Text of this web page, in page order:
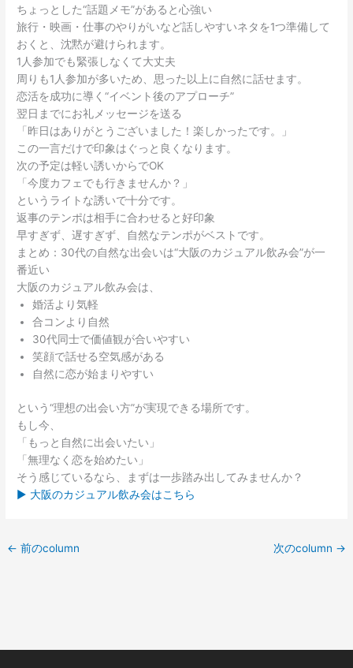
ちょっとした“話題メモ”があると心強い
旅行・映画・仕事のやりがいなど話しやすいネタを1つ準備して
おくと、沈黙が避けられます。
1人参加でも緊張しなくて大丈夫
周りも1人参加が多いため、思った以上に自然に話せます。
恋活を成功に導く“イベント後のアプローチ”
翌日までにお礼メッセージを送る
「昨日はありがとうございました！楽しかったです。」
この一言だけで印象はぐっと良くなります。
次の予定は軽い誘いからでOK
「今度カフェでも行きませんか？」
というライトな誘いで十分です。
返事のテンポは相手に合わせると好印象
早すぎず、遅すぎず、自然なテンポがベストです。
まとめ：30代の自然な出会いは“大阪のカジュアル飲み会”が一
番近い
大阪のカジュアル飲み会は、
婚活より気軽
合コンより自然
30代同士で価値観が合いやすい
笑顔で話せる空気感がある
自然に恋が始まりやすい
という“理想の出会い方”が実現できる場所です。
もし今、
「もっと自然に出会いたい」
「無理なく恋を始めたい」
そう感じているなら、まずは一歩踏み出してみませんか？
▶ 大阪のカジュアル飲み会はこちら
← 前のcolumn 次のcolumn →